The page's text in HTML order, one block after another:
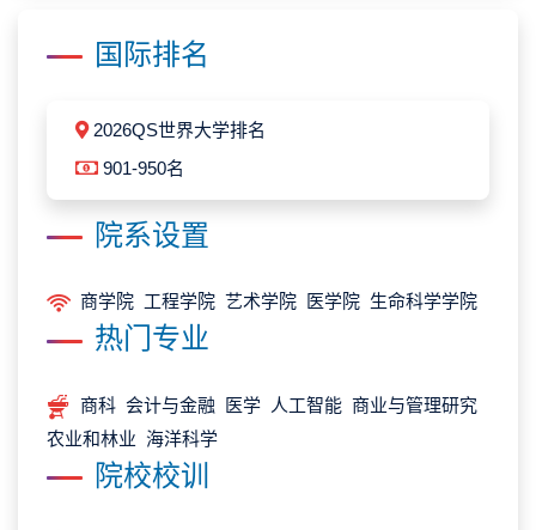
国际排名
2026QS世界大学排名
901-950名
院系设置
商学院 工程学院 艺术学院 医学院 生命科学学院
热门专业
商科 会计与金融 医学 人工智能 商业与管理研究
农业和林业 海洋科学
院校校训